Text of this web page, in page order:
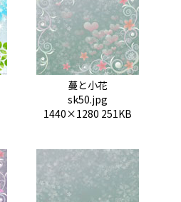
蔓と小花
sk50.jpg
1440×1280 251KB